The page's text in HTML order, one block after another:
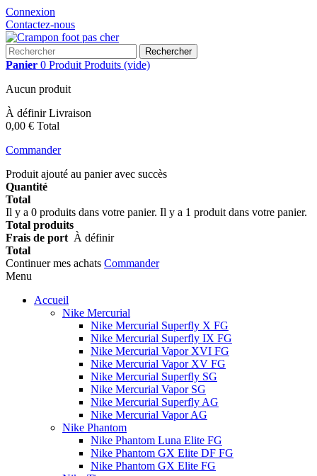
Connexion
Contactez-nous
Rechercher
Panier 0 Produit Produits (vide)
Aucun produit
À définirLivraison
0,00 € Total
Commander
Produit ajouté au panier avec succès
Quantité
Total
Il y a 0 produits dans votre panier. Il y a 1 produit dans votre panier.
Total produits
Frais de port À définir
Total
Continuer mes achats Commander
Menu
Accueil
Nike Mercurial
Nike Mercurial Superfly X FG
Nike Mercurial Superfly IX FG
Nike Mercurial Vapor XVI FG
Nike Mercurial Vapor XV FG
Nike Mercurial Superfly SG
Nike Mercurial Vapor SG
Nike Mercurial Superfly AG
Nike Mercurial Vapor AG
Nike Phantom
Nike Phantom Luna Elite FG
Nike Phantom GX Elite DF FG
Nike Phantom GX Elite FG